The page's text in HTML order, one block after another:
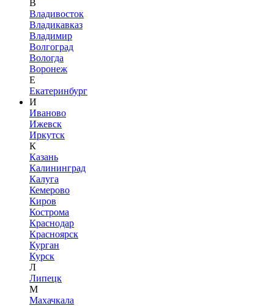
В
Владивосток
Владикавказ
Владимир
Волгоград
Вологда
Воронеж
Е
Екатеринбург
И
Иваново
Ижевск
Иркутск
К
Казань
Калининград
Калуга
Кемерово
Киров
Кострома
Краснодар
Красноярск
Курган
Курск
Л
Липецк
М
Махачкала